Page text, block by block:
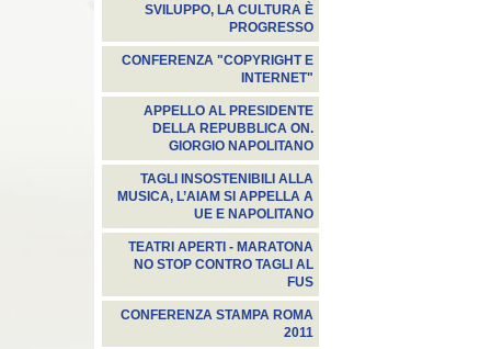
SVILUPPO, LA CULTURA È
PROGRESSO
CONFERENZA "COPYRIGHT E
INTERNET"
APPELLO AL PRESIDENTE
DELLA REPUBBLICA ON.
GIORGIO NAPOLITANO
TAGLI INSOSTENIBILI ALLA
MUSICA, L’AIAM SI APPELLA A
UE E NAPOLITANO
TEATRI APERTI - MARATONA
NO STOP CONTRO TAGLI AL
FUS
CONFERENZA STAMPA ROMA
2011